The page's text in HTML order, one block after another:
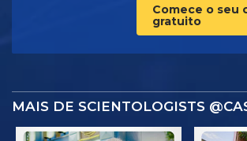
Comece o seu
gratuito
MAIS DE SCIENTOLOGISTS